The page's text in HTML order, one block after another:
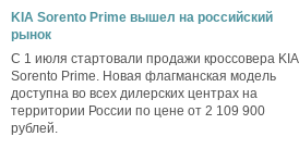
KIA Sorento Prime вышел на российский
рынок
С 1 июля стартовали продажи кроссовера KIA
Sorento Prime. Новая флагманская модель
доступна во всех дилерских центрах на
территории России по цене от 2 109 900
рублей.